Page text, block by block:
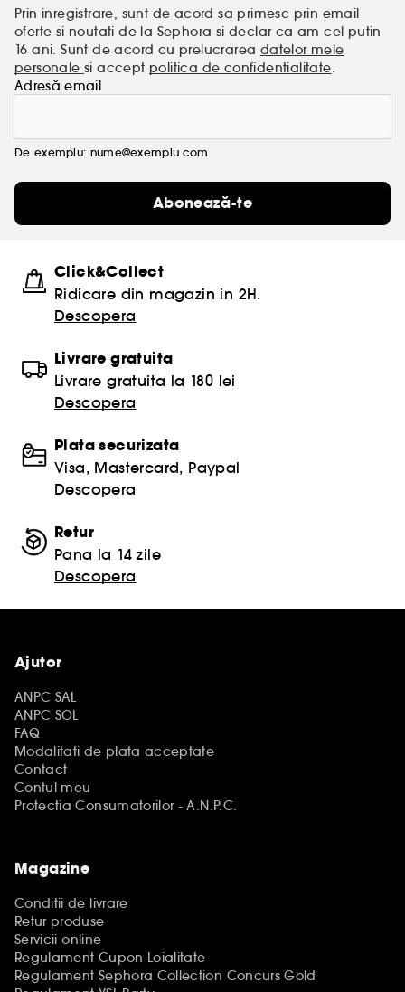
Prin inregistrare, sunt de acord sa primesc prin email
oferte si noutati de la Sephora si declar ca am cel putin
16 ani. Sunt de acord cu prelucrarea datelor mele
personalesi accept politica de confidentialitate.
Adresă email
De exemplu: nume@exemplu.com
Abonează-te
Click&Collect
Ridicare din magazin in 2H.
Descopera
Livrare gratuita
Livrare gratuita la 180 lei
Descopera
Plata securizata
Visa, Mastercard, Paypal
Descopera
Retur
Pana la 14 zile
Descopera
Ajutor
ANPC SAL
ANPC SOL
FAQ
Modalitati de plata acceptate
Contact
Contul meu
Protectia Consumatorilor - A.N.P.C.
Magazine
Conditii de livrare
Retur produse
Servicii online
Regulament Cupon Loialitate
Regulament Sephora Collection Concurs Gold